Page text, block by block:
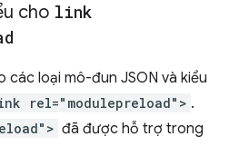
cho link
các loại mô-đun JSON và kiểu
rel="modulepreload"> .
đã được hỗ trợ trong